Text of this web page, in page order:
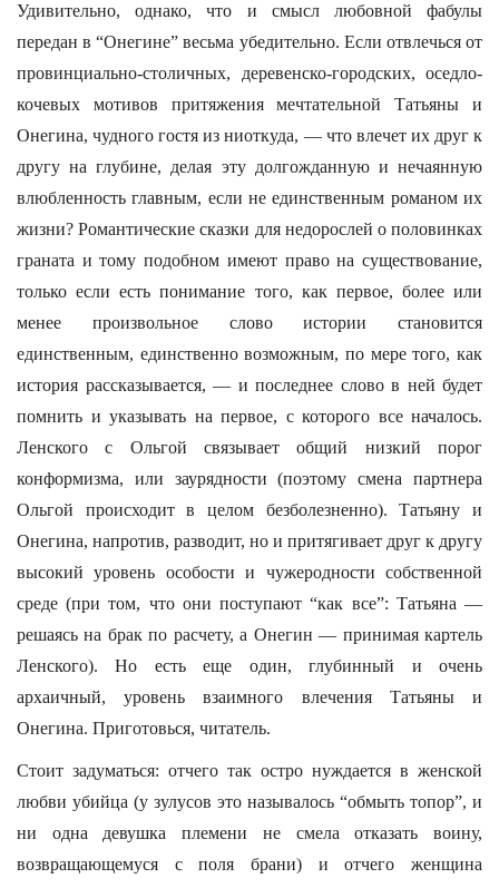
Удивительно, однако, что и смысл любовной фабулы
передан в “Онегине” весьма убедительно. Если отвлечься от
провинциально-столичных, деревенско-городских, оседло-
кочевых мотивов притяжения мечтательной Татьяны и
Онегина, чудного гостя из ниоткуда, — что влечет их друг к
другу на глубине, делая эту долгожданную и нечаянную
влюбленность главным, если не единственным романом их
жизни? Романтические сказки для недорослей о половинках
граната и тому подобном имеют право на существование,
только если есть понимание того, как первое, более или
менее произвольное слово истории становится
единственным, единственно возможным, по мере того, как
история рассказывается, — и последнее слово в ней будет
помнить и указывать на первое, с которого все началось.
Ленского с Ольгой связывает общий низкий порог
конформизма, или заурядности (поэтому смена партнера
Ольгой происходит в целом безболезненно). Татьяну и
Онегина, напротив, разводит, но и притягивает друг к другу
высокий уровень особости и чужеродности собственной
среде (при том, что они поступают “как все”: Татьяна —
решаясь на брак по расчету, а Онегин — принимая картель
Ленского). Но есть еще один, глубинный и очень
архаичный, уровень взаимного влечения Татьяны и
Онегина. Приготовься, читатель.
Стоит задуматься: отчего так остро нуждается в женской
любви убийца (у зулусов это называлось “обмыть топор”, и
ни одна девушка племени не смела отказать воину,
возвращающемуся с поля брани) и отчего женщина